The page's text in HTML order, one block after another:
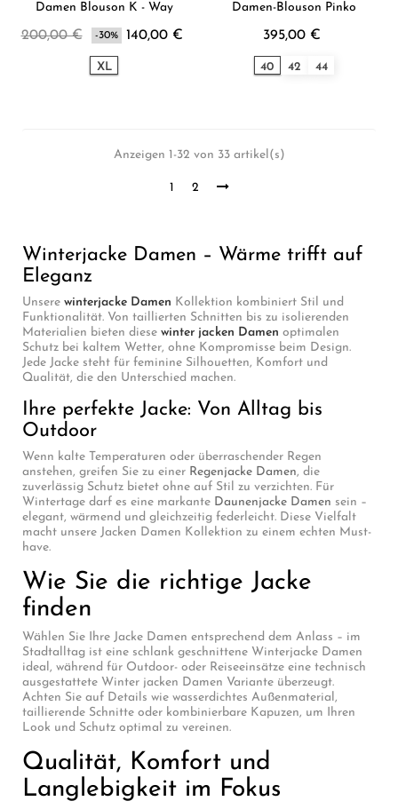
Damen Blouson K - Way
200,00 € -30% 140,00 €
XL
Damen-Blouson Pinko
395,00 €
40 42 44
Anzeigen 1-32 von 33 artikel(s)
1 2
Winterjacke Damen – Wärme trifft auf
Eleganz
Unsere winterjacke Damen Kollektion kombiniert Stil und
Funktionalität. Von taillierten Schnitten bis zu isolierenden
Materialien bieten diese winter jacken Damen optimalen
Schutz bei kaltem Wetter, ohne Kompromisse beim Design.
Jede Jacke steht für feminine Silhouetten, Komfort und
Qualität, die den Unterschied machen.
Ihre perfekte Jacke: Von Alltag bis
Outdoor
Wenn kalte Temperaturen oder überraschender Regen
anstehen, greifen Sie zu einer Regenjacke Damen, die
zuverlässig Schutz bietet ohne auf Stil zu verzichten. Für
Wintertage darf es eine markante Daunenjacke Damen sein –
elegant, wärmend und gleichzeitig federleicht. Diese Vielfalt
macht unsere Jacken Damen Kollektion zu einem echten Must-
have.
Wie Sie die richtige Jacke
finden
Wählen Sie Ihre Jacke Damen entsprechend dem Anlass – im
Stadtalltag ist eine schlank geschnittene Winterjacke Damen
ideal, während für Outdoor- oder Reiseeinsätze eine technisch
ausgestattete Winter jacken Damen Variante überzeugt.
Achten Sie auf Details wie wasserdichtes Außenmaterial,
taillierende Schnitte oder kombinierbare Kapuzen, um Ihren
Look und Schutz optimal zu vereinen.
Qualität, Komfort und
Langlebigkeit im Fokus